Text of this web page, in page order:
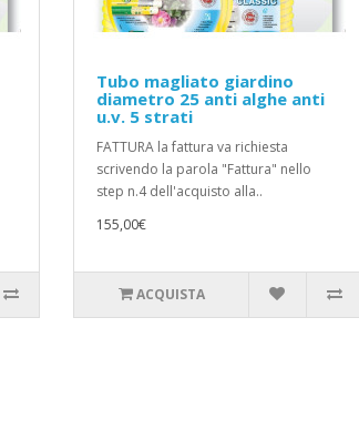
Tubo magliato giardino
diametro 25 anti alghe anti
u.v. 5 strati
FATTURA la fattura va richiesta
scrivendo la parola "Fattura" nello
step n.4 dell'acquisto alla..
155,00€
ACQUISTA